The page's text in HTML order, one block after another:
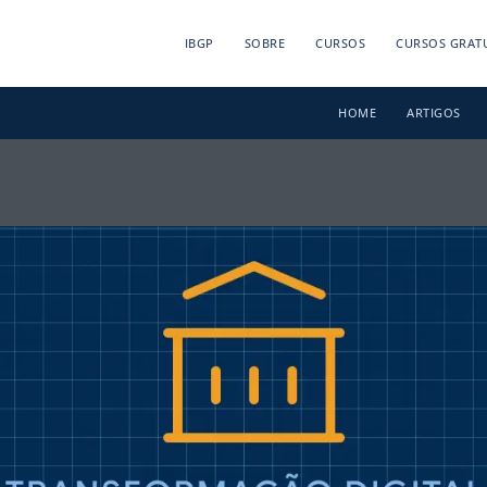
IBGP SOBRE CURSOS CURSOS
HOME ARTIGOS